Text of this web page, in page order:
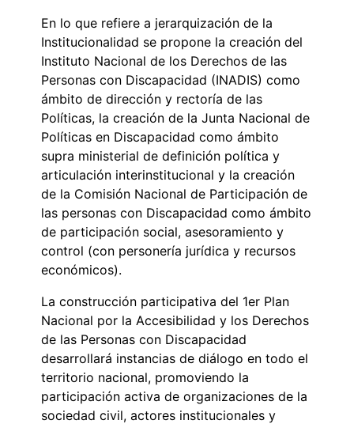
En lo que refiere a jerarquización de la
Institucionalidad se propone la creación del
Instituto Nacional de los Derechos de las
Personas con Discapacidad (INADIS) como
ámbito de dirección y rectoría de las
Políticas, la creación de la Junta Nacional de
Políticas en Discapacidad como ámbito
supra ministerial de definición política y
articulación interinstitucional y la creación
de la Comisión Nacional de Participación de
las personas con Discapacidad como ámbito
de participación social, asesoramiento y
control (con personería jurídica y recursos
económicos).
La construcción participativa del 1er Plan
Nacional por la Accesibilidad y los Derechos
de las Personas con Discapacidad
desarrollará instancias de diálogo en todo el
territorio nacional, promoviendo la
participación activa de organizaciones de la
sociedad civil, actores institucionales y